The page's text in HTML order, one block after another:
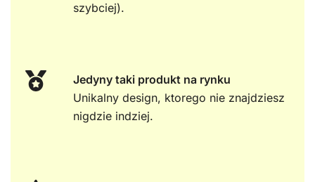
szybciej).
Jedyny taki produkt na rynku
Unikalny design, ktorego nie znajdziesz
nigdzie indziej.